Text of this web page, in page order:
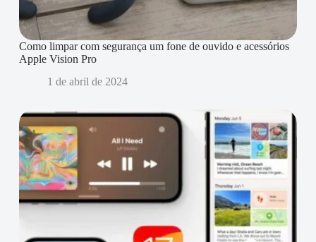
Como limpar com segurança um fone de ouvido e acessórios
Apple Vision Pro
1 de abril de 2024